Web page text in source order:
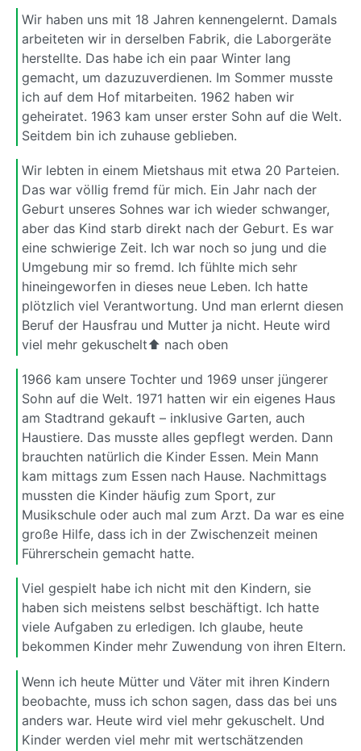
Wir haben uns mit 18 Jahren kennengelernt. Damals
arbeiteten wir in derselben Fabrik, die Laborgeräte
herstellte. Das habe ich ein paar Winter lang
gemacht, um dazuzuverdienen. Im Sommer musste
ich auf dem Hof mitarbeiten. 1962 haben wir
geheiratet. 1963 kam unser erster Sohn auf die Welt.
Seitdem bin ich zuhause geblieben.
Wir lebten in einem Mietshaus mit etwa 20 Parteien.
Das war völlig fremd für mich. Ein Jahr nach der
Geburt unseres Sohnes war ich wieder schwanger,
aber das Kind starb direkt nach der Geburt. Es war
eine schwierige Zeit. Ich war noch so jung und die
Umgebung mir so fremd. Ich fühlte mich sehr
hineingeworfen in dieses neue Leben. Ich hatte
plötzlich viel Verantwortung. Und man erlernt diesen
Beruf der Hausfrau und Mutter ja nicht. Heute wird
viel mehr gekuschelt⬆ nach oben
1966 kam unsere Tochter und 1969 unser jüngerer
Sohn auf die Welt. 1971 hatten wir ein eigenes Haus
am Stadtrand gekauft – inklusive Garten, auch
Haustiere. Das musste alles gepflegt werden. Dann
brauchten natürlich die Kinder Essen. Mein Mann
kam mittags zum Essen nach Hause. Nachmittags
mussten die Kinder häufig zum Sport, zur
Musikschule oder auch mal zum Arzt. Da war es eine
große Hilfe, dass ich in der Zwischenzeit meinen
Führerschein gemacht hatte.
Viel gespielt habe ich nicht mit den Kindern, sie
haben sich meistens selbst beschäftigt. Ich hatte
viele Aufgaben zu erledigen. Ich glaube, heute
bekommen Kinder mehr Zuwendung von ihren Eltern.
Wenn ich heute Mütter und Väter mit ihren Kindern
beobachte, muss ich schon sagen, dass das bei uns
anders war. Heute wird viel mehr gekuschelt. Und
Kinder werden viel mehr mit wertschätzenden